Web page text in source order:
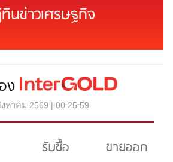
นข่าวเศรษฐกิจ
ง
หาคม 2569 | 00:25:59
รับซื้อ
ขายออก